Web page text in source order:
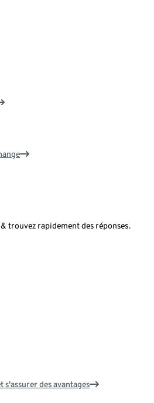
trouvez rapidement des réponses.
des avantages